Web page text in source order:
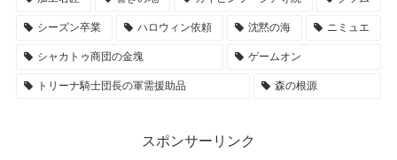
シーズン卒業 ハロウィン依頼 沈黙の海 ニミュエ
シャカトゥ商団の金塊 ゲームオン
トリーナ騎士団長の軍需援助品 森の根源
スポンサーリンク